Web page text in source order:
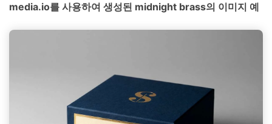
media.io를 사용하여 생성된 midnight brass의 이미지 예